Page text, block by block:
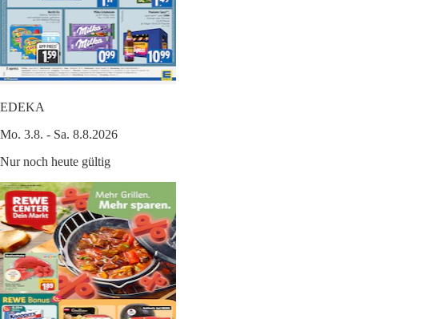
EDEKA
Mo. 3.8. - Sa. 8.8.2026
Nur noch heute gültig